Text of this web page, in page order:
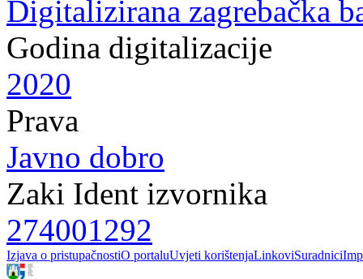
Digitalizirana zagrebačka
Godina digitalizacije
2020
Prava
Javno dobro
Zaki Ident izvornika
274001292
Izjava o pristupačnostiO portaluUvjeti korištenjaLinkoviSuradnici